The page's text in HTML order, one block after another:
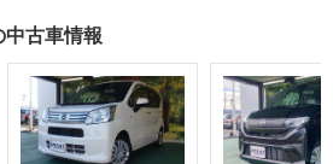
中古車情報